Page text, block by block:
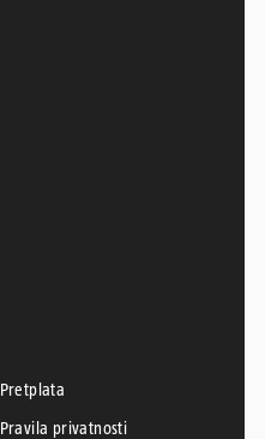
Pretplata
Pravila privatnosti